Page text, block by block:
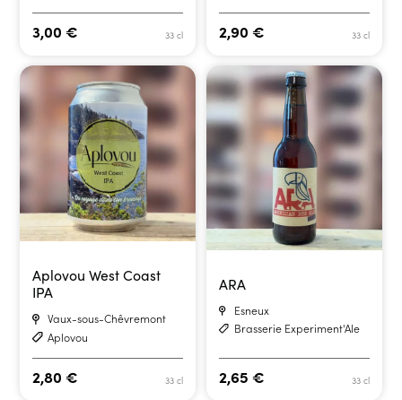
33 cl
3,00€ 33 cl
2,90 €
Aplovou West Coast
IPA
Vaux-sous-Chêvremont
Aplovou
33 cl
2,80€
ARA
Esneux
Brasserie Experiment'Ale
33 cl
2,65 €